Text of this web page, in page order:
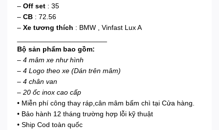
– Off set : 35
– CB : 72.56
– Xe tương thích : BMW , Vinfast Lux A
Bộ sản phẩm bao gồm:
– 4 mâm xe như hình
– 4 Logo theo xe (Dán trên mâm)
– 4 chân van
– 20 ốc inox cao cấp
• Miễn phí công thay ráp,cân mâm bấm chì tại Cửa hàng.
• Bảo hành 12 tháng trường hợp lỗi kỹ thuật
• Ship Cod toàn quốc